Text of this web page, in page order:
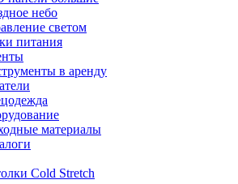
небо
светом
питания
в аренду
материалы
Cold Stretch